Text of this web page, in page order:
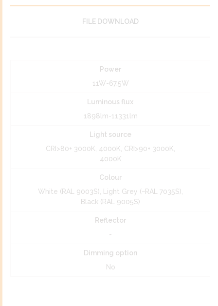
FILE DOWNLOAD
Power
11W-67,5W
Luminous flux
1898lm-11331lm
Light source
CRI>80+ 3000K, 4000K, CRI>90+ 3000K,
4000K
Colour
White (RAL 9003S), Light Grey (~RAL 7035S),
Black (RAL 9005S)
Reflector
-
Dimming option
No